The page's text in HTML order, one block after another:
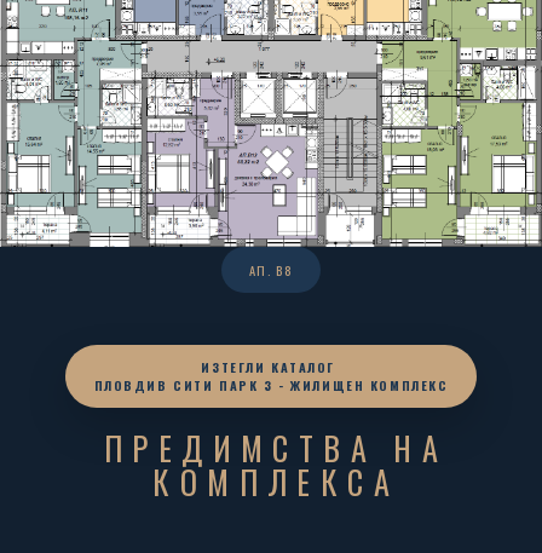
АП. В8
ИЗТЕГЛИ КАТАЛОГ
ПЛОВДИВ СИТИ ПАРК 3 - ЖИЛИЩЕН КОМПЛЕКС
ПРЕДИМСТВА НА
КОМПЛЕКСА